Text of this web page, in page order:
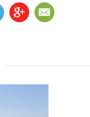
GP EM